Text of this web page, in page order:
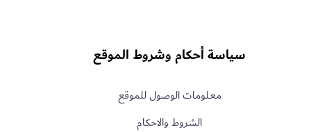
سياسة أحكام وشروط الموقع
معـلومات الوصول للموقع
الشروط والاحكام